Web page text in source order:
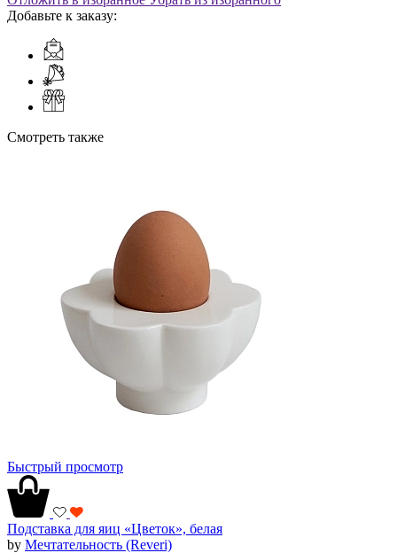
Добавьте к заказу:
Смотреть также
Быстрый просмотр
Подставка для яиц «Цветок», белая
by Мечтательность (Reveri)